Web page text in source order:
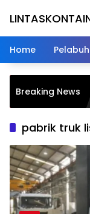
KONTAINER
Home
Breaking News
Nanjak, Masuk ke
pabrik truk